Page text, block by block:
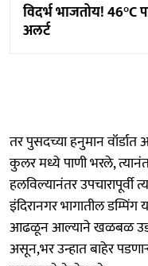
विदर्भ भाजतोय! 46°C
अलर्ट
तर पुसदच्या हनुमान वॉर्डात
कुलर मध्ये पाणी भरले,
हलविल्यानंतर उपचारापूर्वी
इंदिरानगर भागातील डम्पिंग
आढळून आल्याने खळबळ
असून,भर उन्हात बाहेर